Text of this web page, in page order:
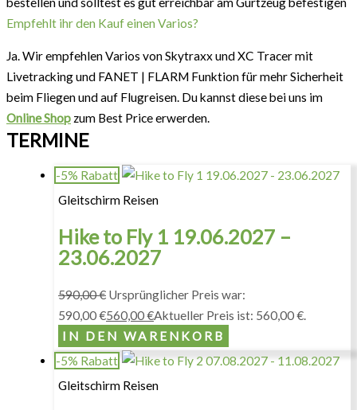
Empfehlt ihr den Kauf einen Varios?
Ja. Wir empfehlen Varios von Skytraxx und XC Tracer mit
Livetracking und FANET | FLARM Funktion für mehr Sicherheit
beim Fliegen und auf Flugreisen. Du kannst diese bei uns im
Online Shop zum Best Price erwerden.
TERMINE
-5% Rabatt
Gleitschirm Reisen
Hike to Fly 1 19.06.2027 –
23.06.2027
590,00€ Ursprünglicher Preis war:
590,00 €560,00€Aktueller Preis ist: 560,00 €.
IN DEN WARENKORB
-5% Rabatt
Gleitschirm Reisen